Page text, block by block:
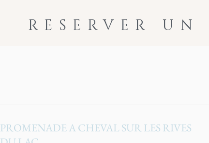
RESERVER UN
PROMENADE A CHEVAL SUR LES RIVES